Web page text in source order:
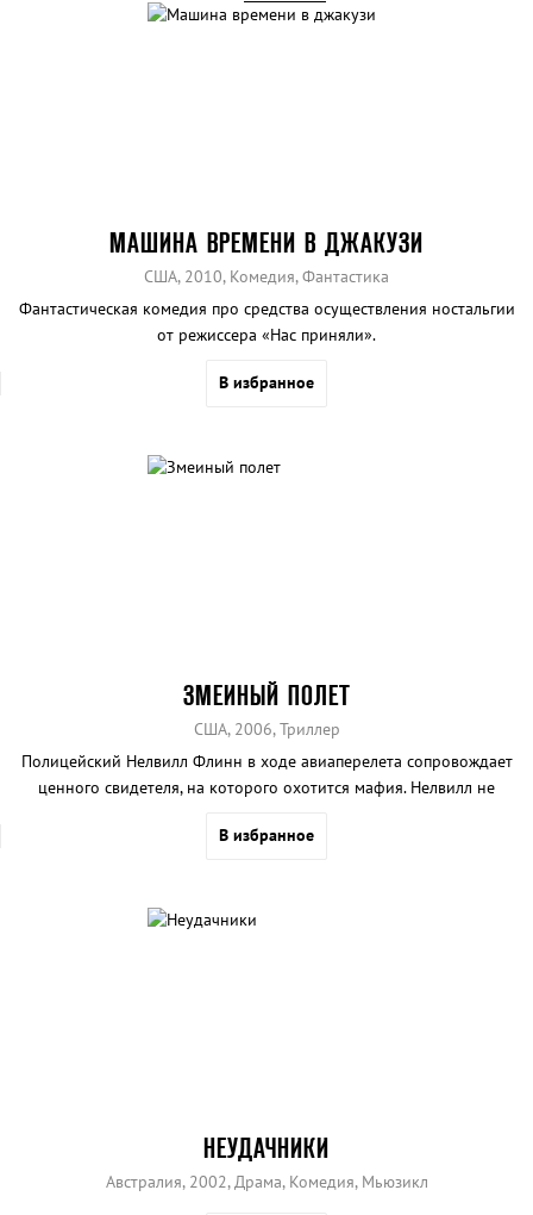
МАШИНА ВРЕМЕНИ В ДЖАКУЗИ
США, 2010, Комедия, Фантастика
Фантастическая комедия про средства осуществления ностальгии
от режиссера «Нас приняли».
В избранное
ЗМЕИНЫЙ ПОЛЕТ
США, 2006, Триллер
Полицейский Нелвилл Флинн в ходе авиаперелета сопровождает
ценного свидетеля, на которого охотится мафия. Нелвилл не
агрессивно настроенных змей. Теперь коп должен не только
В избранное
НЕУДАЧНИКИ
Австралия, 2002, Драма, Комедия, Мьюзикл